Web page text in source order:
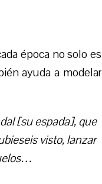
época no solo es
ayuda a modelar
[su espada], que
visto, lanzar